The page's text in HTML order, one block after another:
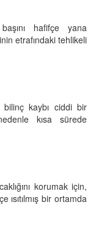
hafifçe yana
etrafındaki tehlikeli
bilinç kaybı ciddi bir
kısa sürede
korumak için,
ısıtılmış bir ortamda